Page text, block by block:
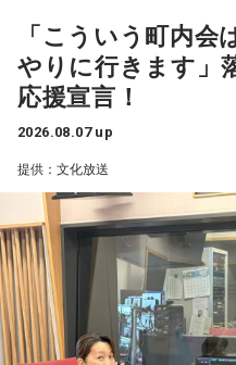
ランパンプス：『なんだよ！
寺内：やられた！ テンプレ
小林：背中つけさせていた
ラダラしちゃおう。
三輪田：だらだら祭りは、
いて「太良太良(だらだら)」
とが続きますように、と皆様
おります。
一蔵「名古屋市内の南区の
忙しいということで会長がな
この17歳の娘さんのお父様の
ないということで、困ったな
んが「私がやろうか」と」
水谷「素晴らしい！」
一蔵「これは素晴らしいで
結構大きな町内会があって
「こういう町内
やりに行きます」
応援宣言！
2026.08.07 up
提供：文化放送